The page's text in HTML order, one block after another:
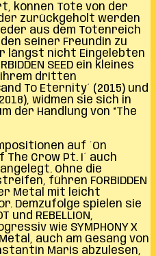
können Tote von der
zurückgeholt werden
aus dem Totenreich
seiner Freundin zu
längst nicht Eingelebten
SEED ein kleines
ihrem dritten
To Eternity´ (2015) und
widmen sie sich in
der Handlung von “The
auf ´On
The Crow Pt. I´ auch
Ohne die
führen FORBIDDEN
Metal mit leicht
Demzufolge spielen sie
und REBELLION,
wie SYMPHONY X
auch am Gesang von
Maris abzulesen,